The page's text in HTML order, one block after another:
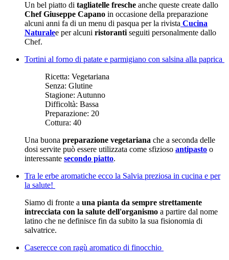
Un bel piatto di tagliatelle fresche anche queste create dallo
Chef Giuseppe Capano in occasione della preparazione
alcuni anni fa di un menu di pasqua per la rivista Cucina
Naturalee per alcuni ristoranti seguiti personalmente dallo
Chef.
Tortini al forno di patate e parmigiano con salsina alla paprica
Ricetta: Vegetariana
Senza: Glutine
Stagione: Autunno
Difficoltà: Bassa
Preparazione: 20
Cottura: 40
Una buona preparazione vegetariana che a seconda delle
dosi servite può essere utilizzata come sfizioso antipasto o
interessante secondo piatto.
Tra le erbe aromatiche ecco la Salvia preziosa in cucina e per
la salute!
Siamo di fronte a una pianta da sempre strettamente
intrecciata con la salute dell'organismo a partire dal nome
latino che ne definisce fin da subito la sua fisionomia di
salvatrice.
Caserecce con ragù aromatico di finocchio